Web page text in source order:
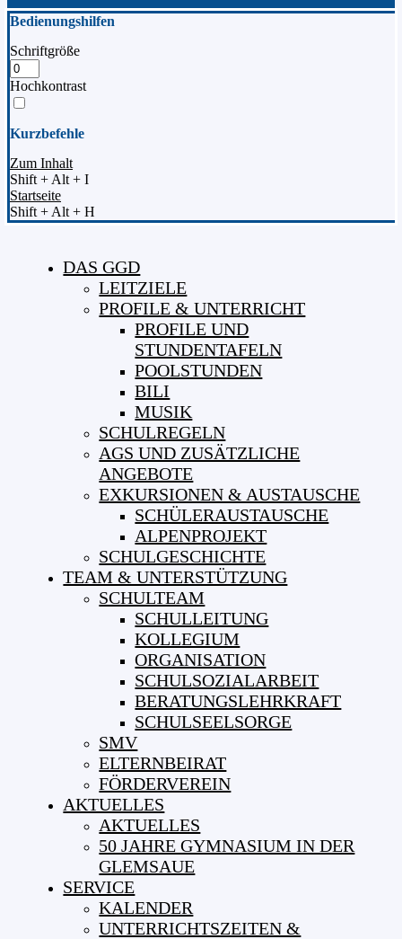
Bedienungshilfen
Schriftgröße
Hochkontrast
Kurzbefehle
Zum Inhalt
Shift + Alt + I
Startseite
Shift + Alt + H
DAS GGD
LEITZIELE
PROFILE & UNTERRICHT
PROFILE UND
STUNDENTAFELN
POOLSTUNDEN
BILI
MUSIK
SCHULREGELN
AGS UND ZUSÄTZLICHE
ANGEBOTE
EXKURSIONEN & AUSTAUSCHE
SCHÜLERAUSTAUSCHE
ALPENPROJEKT
SCHULGESCHICHTE
TEAM & UNTERSTÜTZUNG
SCHULTEAM
SCHULLEITUNG
KOLLEGIUM
ORGANISATION
SCHULSOZIALARBEIT
BERATUNGSLEHRKRAFT
SCHULSEELSORGE
SMV
ELTERNBEIRAT
FÖRDERVEREIN
AKTUELLES
AKTUELLES
50 JAHRE GYMNASIUM IN DER
GLEMSAUE
SERVICE
KALENDER
UNTERRICHTSZEITEN &